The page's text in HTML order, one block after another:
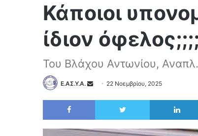
Κάποιοι
ίδιον όφελος;;;;
Του Βλάχου Αντωνίου,
Ε.ΑΣ.Υ.Α. 22 Νοεμβρίου, 2025